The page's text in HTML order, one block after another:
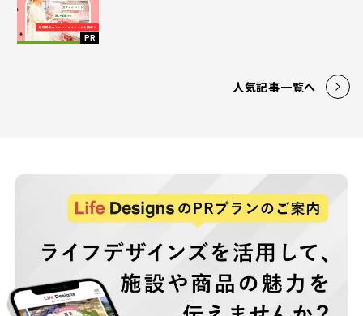
PR
人気記事一覧へ